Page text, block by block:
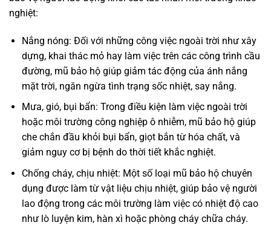
nghiệt:
Nắng nóng: Đối với những công việc ngoài trời như xây
dựng, khai thác mỏ hay làm việc trên các công trình cầu
đường, mũ bảo hộ giúp giảm tác động của ánh nắng
mặt trời, ngăn ngừa tình trạng sốc nhiệt, say nắng.
Mưa, gió, bụi bẩn: Trong điều kiện làm việc ngoài trời
hoặc môi trường công nghiệp ô nhiễm, mũ bảo hộ giúp
che chắn đầu khỏi bụi bẩn, giọt bắn từ hóa chất, và
giảm nguy cơ bị bệnh do thời tiết khắc nghiệt.
Chống cháy, chịu nhiệt: Một số loại mũ bảo hộ chuyên
dụng được làm từ vật liệu chịu nhiệt, giúp bảo vệ người
lao động trong các môi trường làm việc có nhiệt độ cao
như lò luyện kim, hàn xì hoặc phòng cháy chữa cháy.